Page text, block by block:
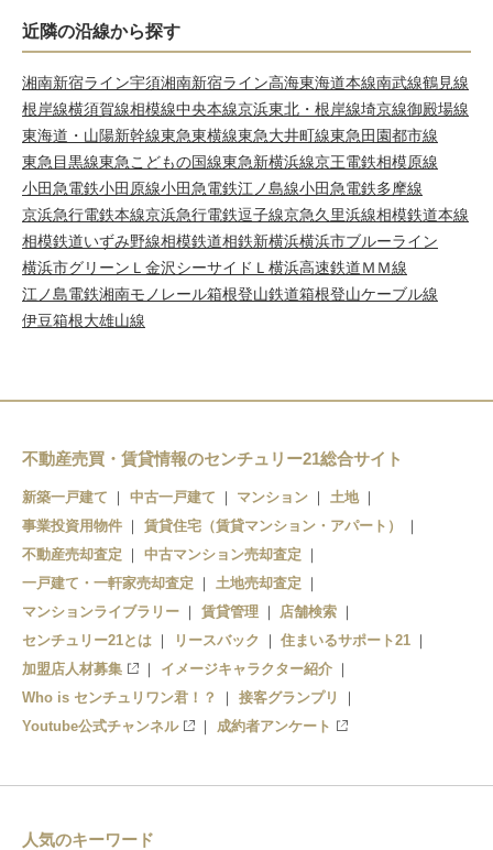
近隣の沿線から探す
湘南新宿ライン宇須湘南新宿ライン高海東海道本線南武線鶴見線
根岸線横須賀線相模線中央本線京浜東北・根岸線埼京線御殿場線
東海道・山陽新幹線東急東横線東急大井町線東急田園都市線
東急目黒線東急こどもの国線東急新横浜線京王電鉄相模原線
小田急電鉄小田原線小田急電鉄江ノ島線小田急電鉄多摩線
京浜急行電鉄本線京浜急行電鉄逗子線京急久里浜線相模鉄道本線
相模鉄道いずみ野線相模鉄道相鉄新横浜横浜市ブルーライン
横浜市グリーンＬ 金沢シーサイドＬ 横浜高速鉄道ＭＭ線
江ノ島電鉄湘南モノレール箱根登山鉄道箱根登山ケーブル線
伊豆箱根大雄山線
不動産売買・賃貸情報のセンチュリー21総合サイト
新築一戸建て 中古一戸建て マンション
土地
事業投資用物件
賃貸住宅（賃貸マンション・アパート）
不動産売却査定
中古マンション売却査定
一戸建て・一軒家売却査定
土地売却査定
マンションライブラリー
賃貸管理
店舗検索
センチュリー21とは
リースバック
住まいるサポート21
加盟店人材募集
イメージキャラクター紹介
Who is センチュリワン君！？
接客グランプリ
Youtube公式チャンネル
成約者アンケート
人気のキーワード